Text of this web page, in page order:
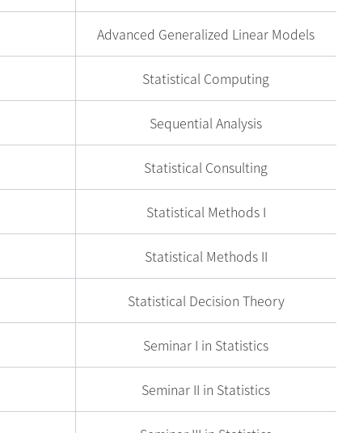
Advanced Generalized Linear Models
Statistical Computing
Sequential Analysis
Statistical Consulting
Statistical Methods I
Statistical Methods II
Statistical Decision Theory
Seminar I in Statistics
Seminar II in Statistics